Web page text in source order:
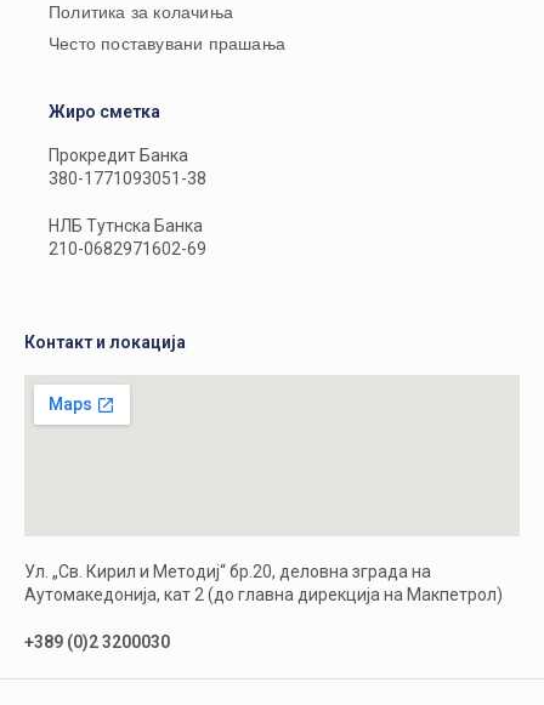
Политика за колачиња
Често поставувани прашања
Жиро сметка
Прокредит Банка
380-1771093051-38
НЛБ Тутнска Банка
210-0682971602-69
Контакт и локација
Ул. „Св. Кирил и Методиј“ бр.20, деловна зграда на
Аутомакедонија, кат 2 (до главна дирекција на Макпетрол)
+389 (0)2 3200030